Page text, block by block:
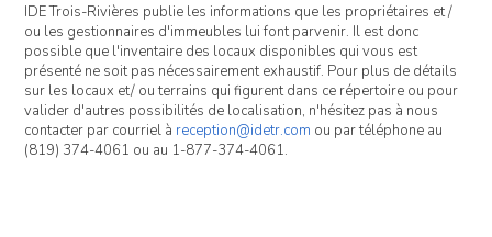
IDE Trois-Rivières publie les informations que les propriétaires et /
ou les gestionnaires d'immeubles lui font parvenir. Il est donc
possible que l'inventaire des locaux disponibles qui vous est
présenté ne soit pas nécessairement exhaustif. Pour plus de détails
sur les locaux et/ ou terrains qui figurent dans ce répertoire ou pour
valider d'autres possibilités de localisation, n'hésitez pas à nous
contacter par courriel à reception@idetr.com ou par téléphone au
(819) 374-4061 ou au 1-877-374-4061.